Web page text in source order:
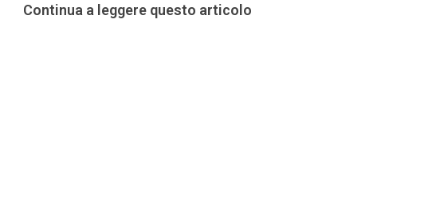
Continua a leggere questo articolo